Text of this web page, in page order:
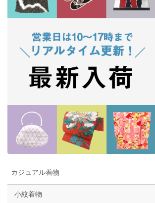
カジュアル着物
小紋着物